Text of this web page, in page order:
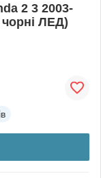
2 3 2003-
чорні ЛЕД)